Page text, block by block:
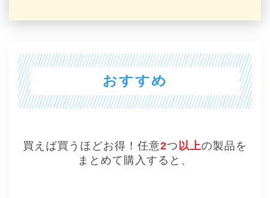
おすすめ
買えば買うほどお得！任意2つ 以上の製品を
まとめて購入すると、